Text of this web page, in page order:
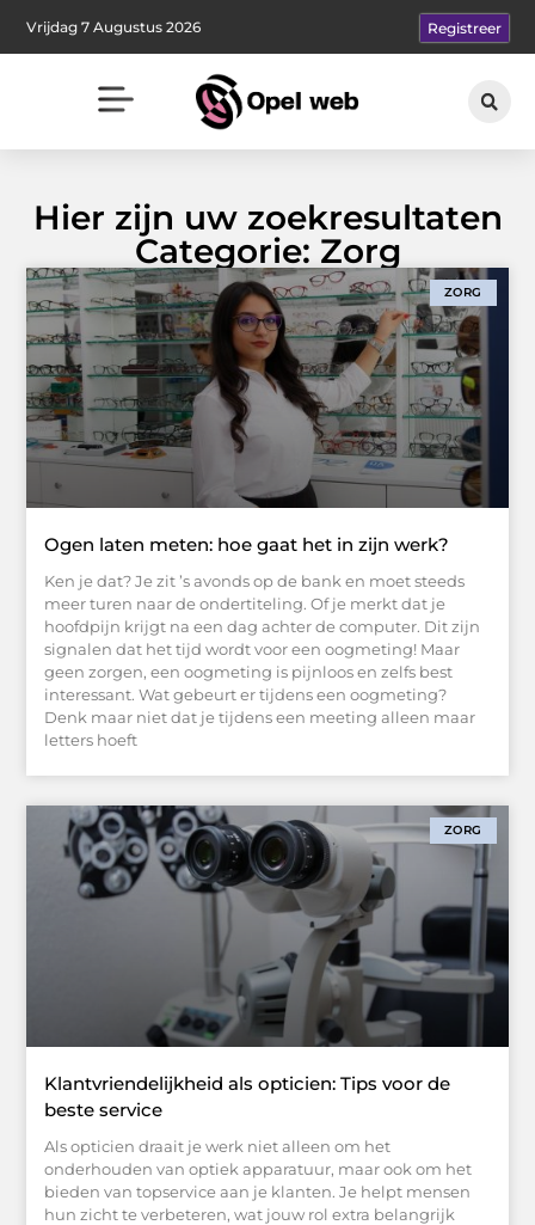
Vrijdag 7 Augustus 2026 Registreer
Hier zijn uw zoekresultaten
Categorie: Zorg
ZORG
Ogen laten meten: hoe gaat het in zijn werk?
Ken je dat? Je zit ’s avonds op de bank en moet steeds
meer turen naar de ondertiteling. Of je merkt dat je
hoofdpijn krijgt na een dag achter de computer. Dit zijn
signalen dat het tijd wordt voor een oogmeting! Maar
geen zorgen, een oogmeting is pijnloos en zelfs best
interessant. Wat gebeurt er tijdens een oogmeting?
Denk maar niet dat je tijdens een meeting alleen maar
letters hoeft
ZORG
Klantvriendelijkheid als opticien: Tips voor de
beste service
Als opticien draait je werk niet alleen om het
onderhouden van optiek apparatuur, maar ook om het
bieden van topservice aan je klanten. Je helpt mensen
hun zicht te verbeteren, wat jouw rol extra belangrijk